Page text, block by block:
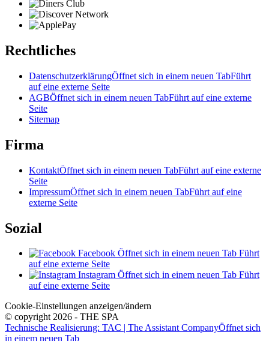
Rechtliches
DatenschutzerklärungÖffnet sich in einem neuen TabFührt
auf eine externe Seite
AGBÖffnet sich in einem neuen TabFührt auf eine externe
Seite
Sitemap
Firma
KontaktÖffnet sich in einem neuen TabFührt auf eine externe
Seite
ImpressumÖffnet sich in einem neuen TabFührt auf eine
externe Seite
Sozial
Facebook Öffnet sich in einem neuen Tab Führt
auf eine externe Seite
Instagram Öffnet sich in einem neuen Tab Führt
auf eine externe Seite
Cookie-Einstellungen anzeigen/ändern
© copyright 2026 - THE SPA
Technische Realisierung: TAC | The Assistant CompanyÖffnet sich
in einem neuen Tab